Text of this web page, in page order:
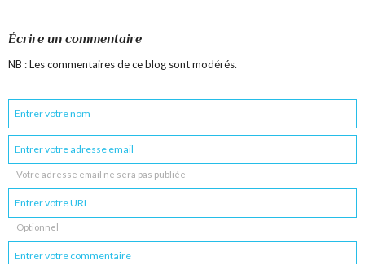
Écrire un commentaire
NB : Les commentaires de ce blog sont modérés.
Votre adresse email ne sera pas publiée
Optionnel